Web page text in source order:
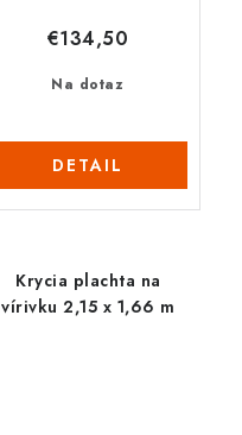
Na dotaz
€134,50
DETAIL
Krycia plachta na
vírivku 2,15 x 1,66 m